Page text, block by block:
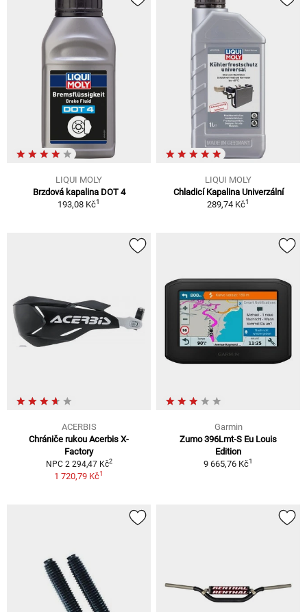
LIQUI MOLY
Brzdová kapalina DOT 4
193,08 Kč1
LIQUI MOLY
Chladicí Kapalina Univerzální
289,74 Kč1
ACERBIS
Chrániče rukou Acerbis X-
Factory
NPC 2 294,47 Kč2
1 720,79 Kč1
Garmin
Zumo 396Lmt-S Eu Louis
Edition
9 665,76 Kč1